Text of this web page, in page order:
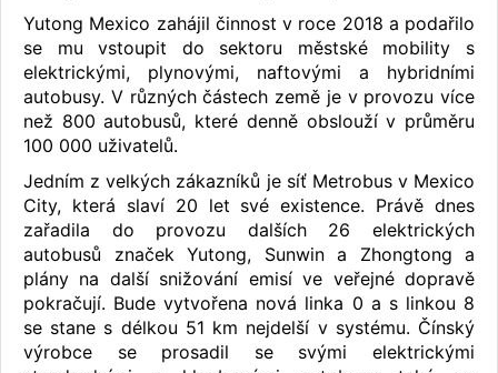
Yutong Mexico zahájil činnost v roce 2018 a podařilo
se mu vstoupit do sektoru městské mobility s
elektrickými, plynovými, naftovými a hybridními
autobusy. V různých částech země je v provozu více
než 800 autobusů, které denně obslouží v průměru
100 000 uživatelů.
Jedním z velkých zákazníků je síť Metrobus v Mexico
City, která slaví 20 let své existence. Právě dnes
zařadila do provozu dalších 26 elektrických
autobusů značek Yutong, Sunwin a Zhongtong a
plány na další snižování emisí ve veřejné dopravě
pokračují. Bude vytvořena nová linka 0 a s linkou 8
se stane s délkou 51 km nejdelší v systému. Čínský
výrobce se prosadil se svými elektrickými